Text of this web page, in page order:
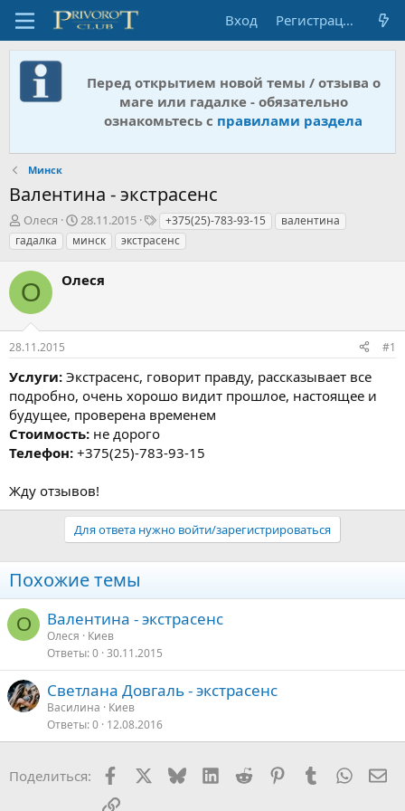
Вход Регистрация
Перед открытием новой темы / отзыва о
маге или гадалке - обязательно
ознакомьтесь с правилами раздела
Минск
Валентина - экстрасенс
А
в
т
о
р
т
е
м
ы
Олеся
Д
а
т
н
а
28.11.2015
Т
е
г
+375(25)-783-93-15
валентина
гадалка
минск экстрасенс
О Олеся
28.11.2015 #1
Услуги: Экстрасенс, говорит правду, рассказывает все
подробно, очень хорошо видит прошлое, настоящее и
будущее, проверена временем
Стоимость: не дорого
Телефон: +375(25)-783-93-15
Жду отзывов!
Для ответа нужно войти/зарегистрироваться
Похожие темы
О Валентина - экстрасенс
Олеся
Киев
Ответы 0 30.11.2015
Светлана Довгаль - экстрасенс
Василина
Киев
Ответы 0 12.08.2016
Поделиться: Facebook BlueskyLinkedIn
Reddit PinterestTumblr
Ссылка